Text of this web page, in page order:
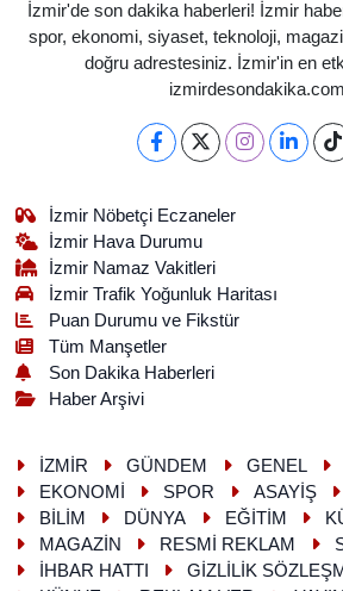
İzmir'de son dakika haberleri! İzmir
spor, ekonomi, siyaset, teknoloji,
doğru adrestesiniz. İzmir'in en
İzmir Nöbetçi Eczaneler
İzmir Hava Durumu
İzmir Namaz Vakitleri
İzmir Trafik Yoğunluk Haritası
Puan Durumu ve Fikstür
Tüm Manşetler
Son Dakika Haberleri
Haber Arşivi
İZMİR GÜNDEM GENEL
EKONOMİ
SPOR ASAYİŞ
BİLİM
DÜNYA EĞİTİM
MAGAZİN
RESMİ REKLAM
İHBAR HATTI
GİZLİLİK